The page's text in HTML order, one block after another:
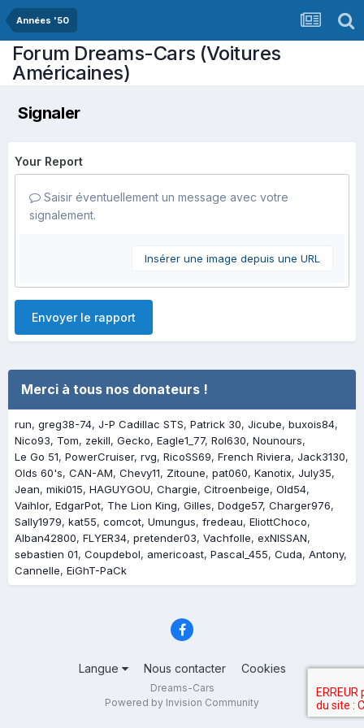
Années '50
Forum Dreams-Cars (Voitures
Américaines)
Signaler
Your Report
Saisir éventuellement un message avec votre
signalement.
Insérer une image depuis une URL
Envoyer le rapport
Merci à tous nos donateurs !
run greg38-74 J-P Cadillac STS Patrick 30 Jicube buxois84
Nico93
Tom zekill Gecko Eagle1_77 Rol630 Nounours
Le Go 51 PowerCruiser rvg RicoSS69 French Riviera Jack3130
Olds 60's CAN-AM Chevy11 Zitoune pat060 Kanotix July35
Jean miki015 HAGUYGOU Chargie Citroenbeige Old54
Vaihlor EdgarPot The Lion King Gilles Dodge57 Charger976
Sally1979 kat55 comcot Umungus fredeau EliottChoco
Alban42800 FLYER34 pretender03 Vachfolle exNISSAN
sebastien 01 Coupdebol americoast Pascal_455 Cuda Antony
Cannelle EiGhT-PaCk
Langue Nous contacter Cookies
Dreams-Cars
Powered by Invision Community